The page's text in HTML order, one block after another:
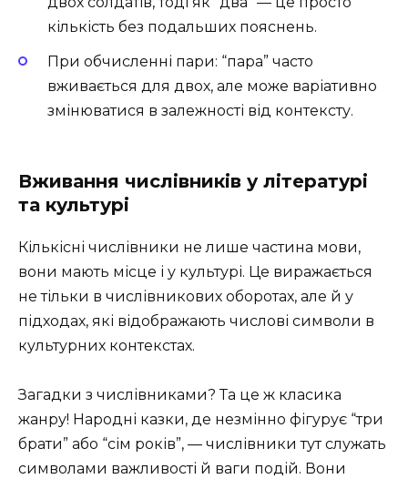
кількість без подальших пояснень.
При обчисленні пари: “пара” часто
вживається для двох, але може варіативно
змінюватися в залежності від контексту.
Вживання числівників у літературі
та культурі
Кількісні числівники не лише частина мови,
вони мають місце і у культурі. Це виражається
не тільки в числівникових оборотах, але й у
підходах, які відображають числові символи в
культурних контекстах.
Загадки з числівниками? Та це ж класика
жанру! Народні казки, де незмінно фігурує “три
брати” або “сім років”, — числівники тут служать
символами важливості й ваги подій. Вони